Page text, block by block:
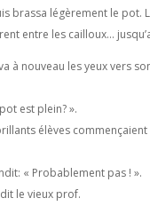
brassa légèrement le pot.
entre les cailloux…
à nouveau les yeux vers
est plein? ».
élèves
« Probablement pas ! ».
le vieux prof.